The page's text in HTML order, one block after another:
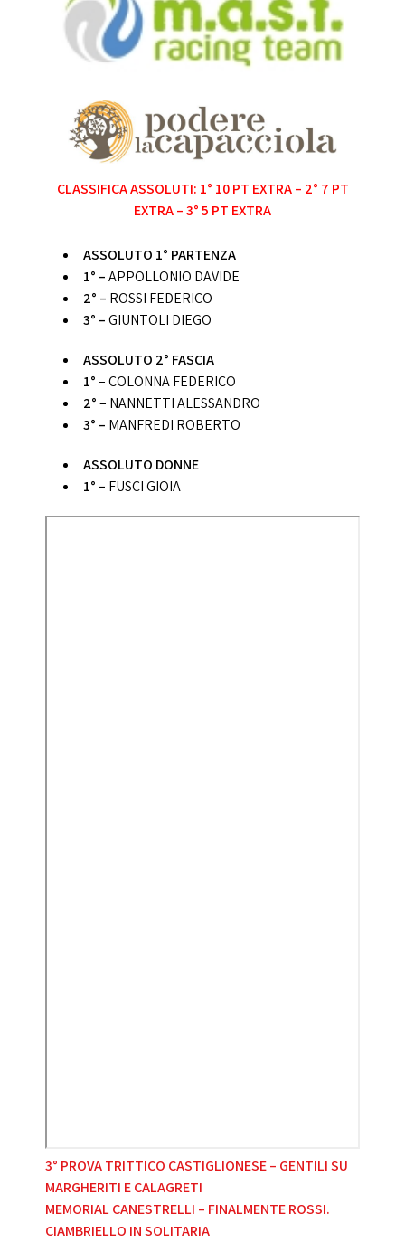
CLASSIFICA ASSOLUTI: 1° 10 PT EXTRA – 2° 7 PT
EXTRA – 3° 5 PT EXTRA
ASSOLUTO 1° PARTENZA
1° –APPOLLONIO DAVIDE
2° – ROSSI FEDERICO
3° –GIUNTOLI DIEGO
ASSOLUTO 2° FASCIA
1°– COLONNA FEDERICO
2°– NANNETTI ALESSANDRO
3° – MANFREDI ROBERTO
ASSOLUTO DONNE
1° – FUSCI GIOIA
Navigazione
articoli
3° PROVA TRITTICO CASTIGLIONESE – GENTILI SU
MARGHERITI E CALAGRETI
MEMORIAL CANESTRELLI – FINALMENTE ROSSI.
CIAMBRIELLO IN SOLITARIA